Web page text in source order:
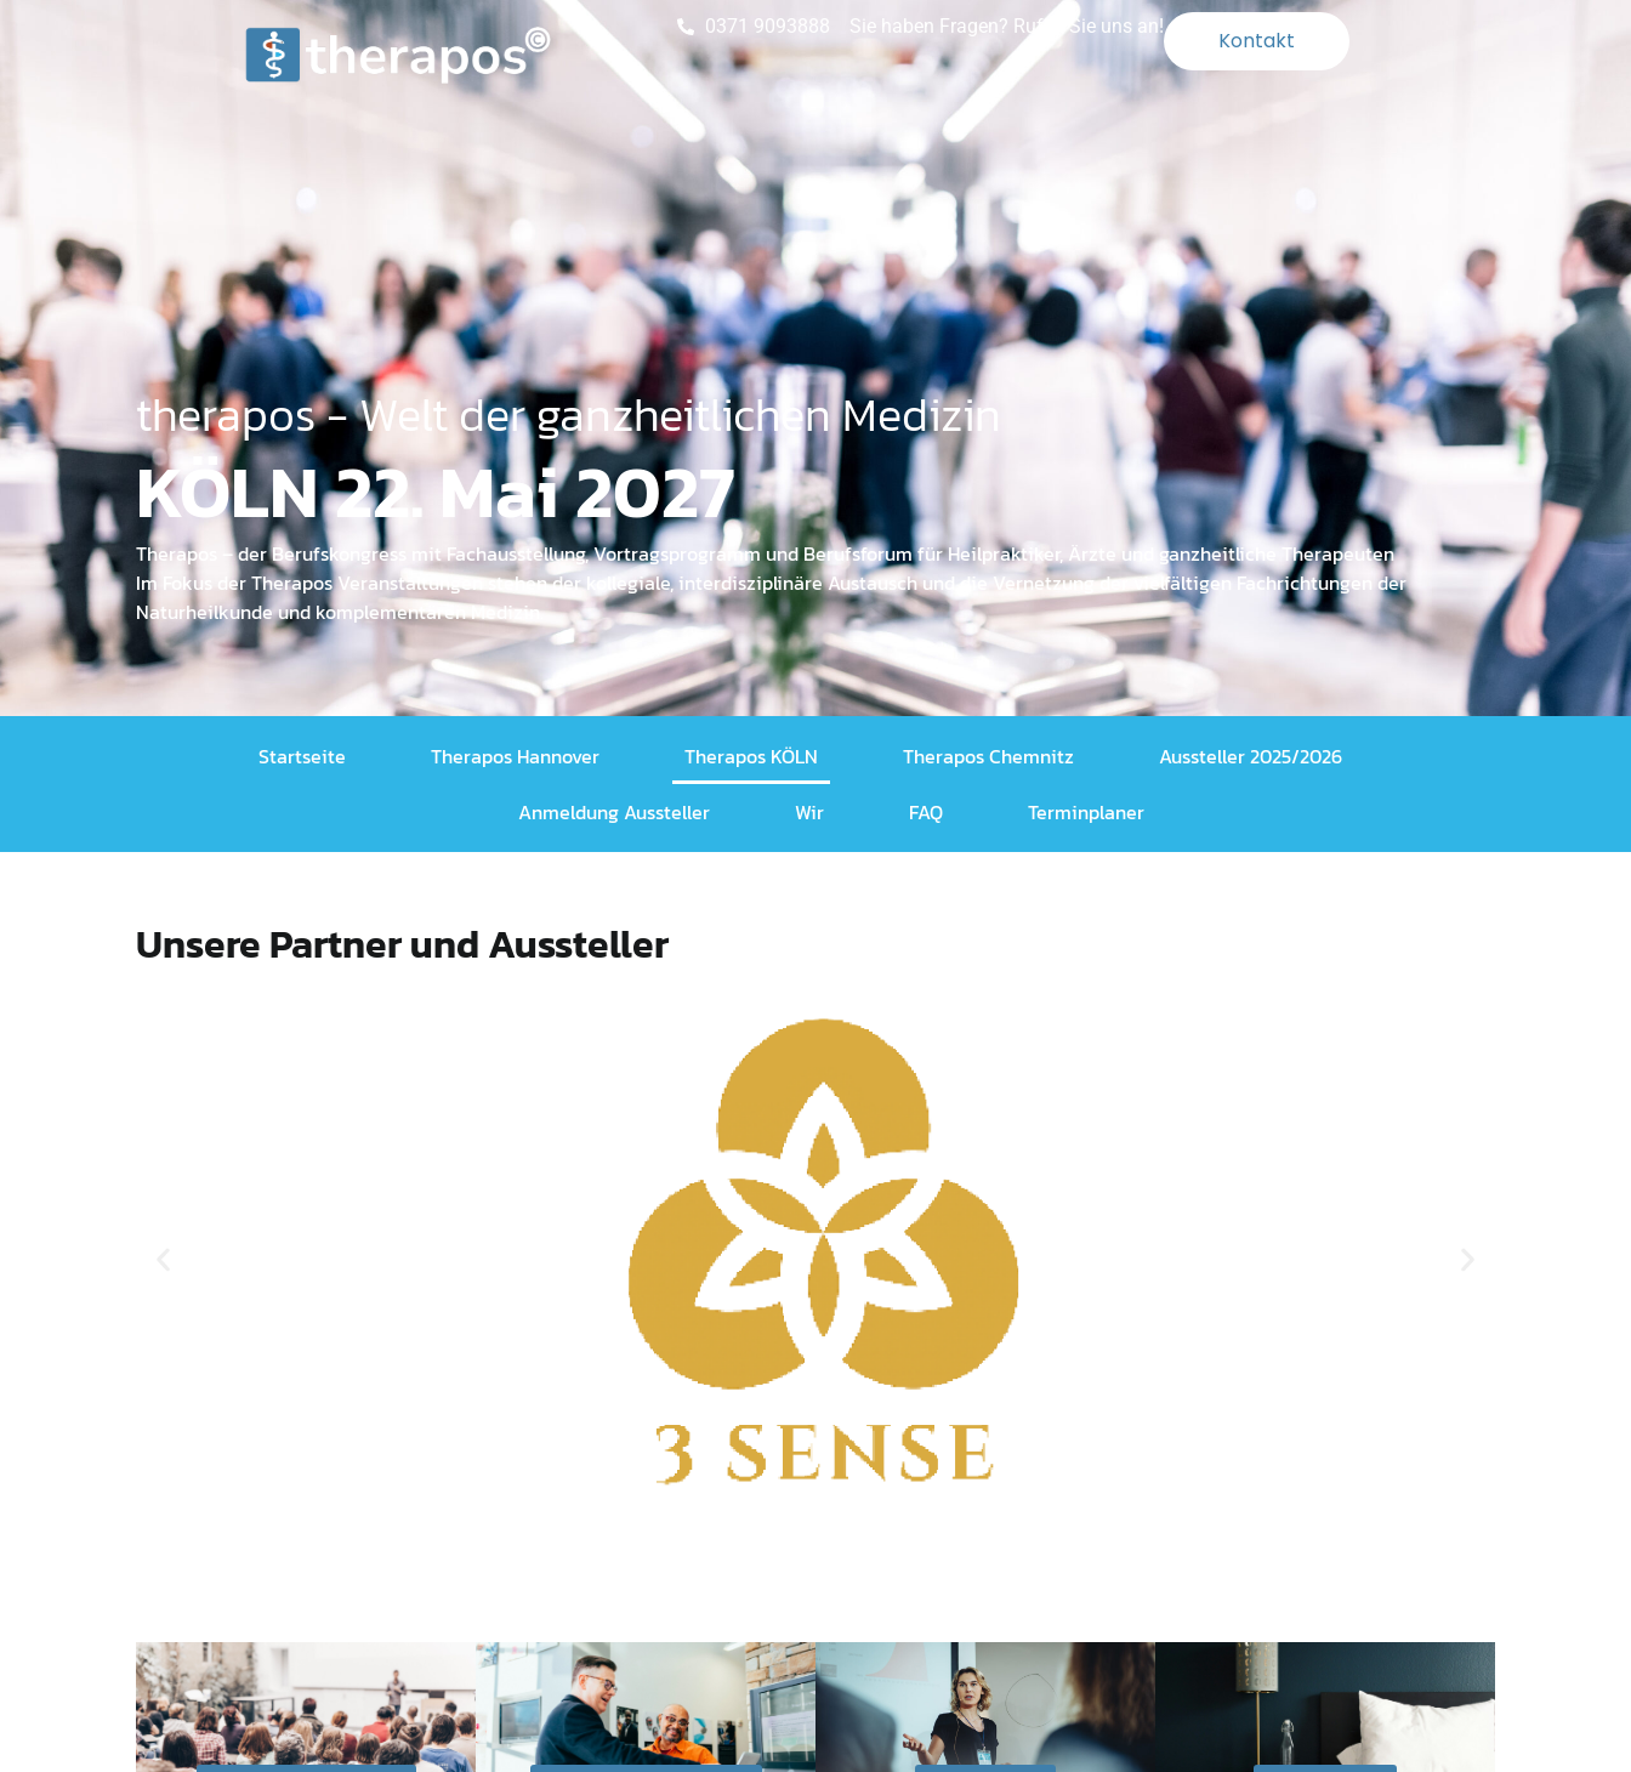
0371 9093888 Sie haben Fragen? Rufen Sie uns an!
Kontakt
therapos - Welt der ganzheitlichen Medizin
KÖLN 22. Mai 2027
Therapos – der Berufskongress mit Fachausstellung, Vortragsprogramm und Berufsforum für Heilpraktiker, Ärzte und ganzheitliche Therapeuten
Im Fokus der Therapos Veranstaltungen stehen der kollegiale, interdisziplinäre Austausch und die Vernetzung der vielfältigen Fachrichtungen der
Naturheilkunde und komplementären Medizin.
Startseite Therapos Hannover Therapos KÖLN Therapos Chemnitz
Aussteller 2025/2026
Anmeldung Aussteller
Wir FAQ Terminplaner
Unsere Partner und Aussteller